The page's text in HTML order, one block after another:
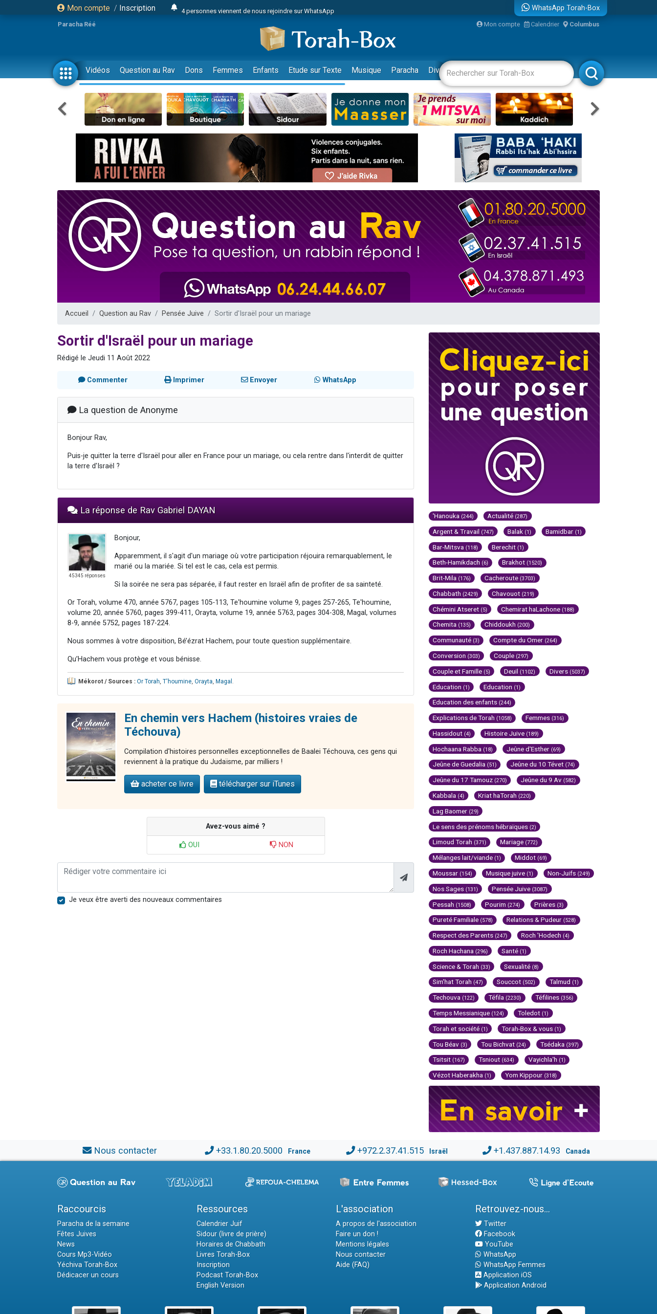
Mon compte / Inscription
4 personnes viennent de nous rejoindre sur WhatsApp
Odaya vient de donner son Maasser
3 personnes viennent de faire un don pour 5 jours de vacances aux Orphelins
3 personnes viennent de faire un don pour Diane, 80 ans, dans un appartement insalubre
13 personnes viennent de demander une bénédiction
2 personnes viennent de nous rejoindre sur WhatsApp
30 personnes viennent de faire un don pour Sauvez la jambe de Yohan
Il reste 49 places pour étudier en groupe sur Zoom
12 nouvelles musiques dans Torah-Box Music
3 personnes viennent de nous rejoindre sur WhatsApp
2 personnes viennent de nous rejoindre sur WhatsApp
3 personnes viennent de nous rejoindre sur WhatsApp
2 nouvelles musiques dans Torah-Box Music
8 personnes viennent de faire un don pour Tsédaka : pauvres d'Israel
Nouvelle émission radio : Visions de grandeur n°104 : Le Chabbath et le Birkat Hamazone à travers le temps
Ariel vient de donner son Maasser
Il reste 49 places pour étudier en groupe sur Zoom
Eva vient de donner son Maasser
WhatsApp Torah-Box
Paracha Réé Mon compte Calendrier Columbus
Vidéos Question au Rav Dons Femmes Enfants Etude sur Texte Musique Paracha Divertissements Livres Rabbanim
Accueil Question au Rav Pensée Juive Sortir d'Israël pour un mariage
Sortir d'Israël pour un mariage
Rédigé le Jeudi 11 Août 2022
Commenter Imprimer Envoyer WhatsApp
La question de Anonyme
Bonjour Rav,
Puis-je quitter la terre d'Israël pour aller en France pour un mariage, ou cela rentre dans l'interdit de quitter
la terre d'Israël ?
La réponse de Rav Gabriel DAYAN
45345 réponses
Bonjour,
Apparemment, il s'agit d'un mariage où votre participation réjouira remarquablement, le
marié ou la mariée. Si tel est le cas, cela est permis.
Si la soirée ne sera pas séparée, il faut rester en Israël afin de profiter de sa sainteté.
Or Torah, volume 470, année 5767, pages 105-113, Te'houmine volume 9, pages 257-265, Te'houmine,
volume 20, année 5760, pages 399-411, Orayta, volume 19, année 5763, pages 304-308, Magal, volumes
8-9, année 5752, pages 187-224.
Nous sommes à votre disposition, Bé’ézrat Hachem, pour toute question supplémentaire.
Qu’Hachem vous protège et vous bénisse.
Mékorot / Sources : Or Torah T'houmine Orayta Magal
En chemin vers Hachem (histoires vraies de
Téchouva)
Compilation d'histoires personnelles exceptionnelles de Baalei Téchouva, ces gens qui
reviennent à la pratique du Judaïsme, par milliers !
acheter ce livre télécharger sur iTunes
Avez-vous aimé ?
OUI NON
Je veux être averti des nouveaux commentaires
'Hanouka (244) Actualité (287)
Argent & Travail (747) Balak (1) Bamidbar (1)
Bar-Mitsva (118) Berechit (1)
Beth-Hamikdach (6) Brakhot (1520)
Brit-Mila (176) Cacheroute (3703)
Chabbath (2429) Chavouot (219)
Chémini Atseret (5) Chemirat haLachone (188)
Chemita (135) Chiddoukh (200)
Communauté (3) Compte du Omer (264)
Conversion (303) Couple (297)
Couple et Famille (5) Deuil (1102) Divers (5037)
Education (1) Education (1)
Education des enfants (244)
Explications de Torah (1058) Femmes (316)
Hassidout (4) Histoire Juive (189)
Hochaana Rabba (18) Jeûne d'Esther (69)
Jeûne de Guedalia (51) Jeûne du 10 Tévet (74)
Jeûne du 17 Tamouz (270) Jeûne du 9 Av (582)
Kabbala (4) Kriat haTorah (220)
Lag Baomer (29)
Le sens des prénoms hébraïques (2)
Limoud Torah (371) Mariage (772)
Mélanges lait/viande (1) Middot (69)
Moussar (154) Musique juive (1) Non-Juifs (249)
Nos Sages (131) Pensée Juive (3087)
Pessah (1508) Pourim (274) Prières (3)
Pureté Familiale (578) Relations & Pudeur (528)
Respect des Parents (247) Roch 'Hodech (4)
Roch Hachana (296) Santé (1)
Science & Torah (33) Sexualité (8)
Sim'hat Torah (47) Souccot (502) Talmud (1)
Techouva (122) Téfila (2230) Téfilines (356)
Temps Messianique (124) Toledot (1)
Torah et société (1) Torah-Box & vous (1)
Tou Béav (3) Tou Bichvat (24) Tsédaka (397)
Tsitsit (167) Tsniout (634) Vayichla'h (1)
Vézot Haberakha (1) Yom Kippour (318)
Nous contacter +33.1.80.20.5000 France +972.2.37.41.515 Israël +1.437.887.14.93 Canada
Raccourcis
Paracha de la semaine
Fêtes Juives
News
Cours Mp3-Vidéo
Yéchiva Torah-Box
Dédicacer un cours
Ressources
Calendrier Juif
Sidour (livre de prière)
Horaires de Chabbath
Livres Torah-Box
Inscription
Podcast Torah-Box
English Version
L'association
A propos de l'association
Faire un don !
Mentions légales
Nous contacter
Aide (FAQ)
Retrouvez-nous...
Twitter
Facebook
YouTube
WhatsApp
WhatsApp Femmes
Application iOS
Application Android